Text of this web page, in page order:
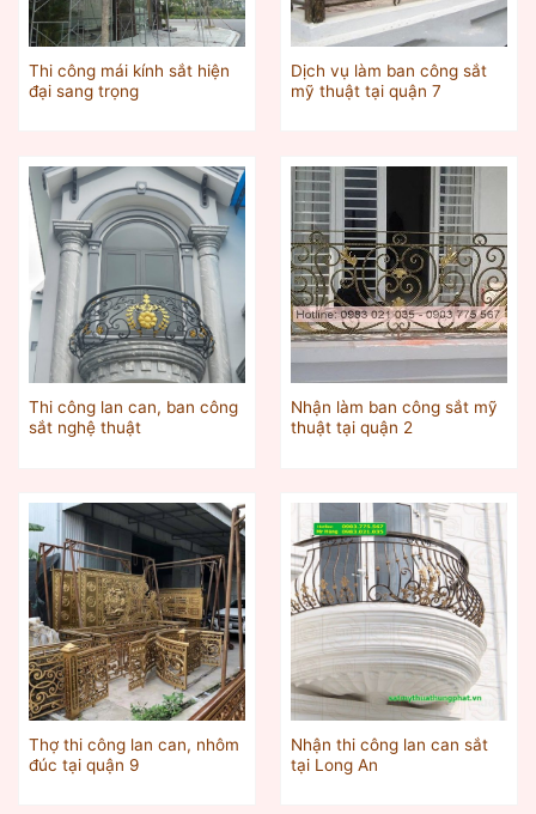
Thi công mái kính sắt hiện
đại sang trọng
Dịch vụ làm ban công sắt
mỹ thuật tại quận 7
Thi công lan can, ban công
sắt nghệ thuật
Nhận làm ban công sắt mỹ
thuật tại quận 2
Thợ thi công lan can, nhôm
đúc tại quận 9
Nhận thi công lan can sắt
tại Long An